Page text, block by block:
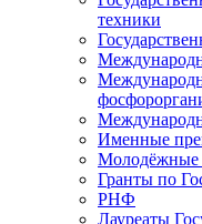
техники
Именные
Молодёжные
Гранты по
РНФ
Лауреаты